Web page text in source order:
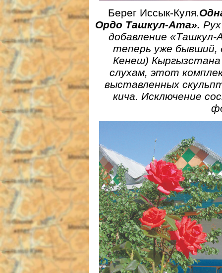
Берег Иссык-Куля.
Ордо Ташкул-Ата».
добавление
теперь уже бывший,
Кенеш)
слухам, этот
выставленных
кича. Исключение